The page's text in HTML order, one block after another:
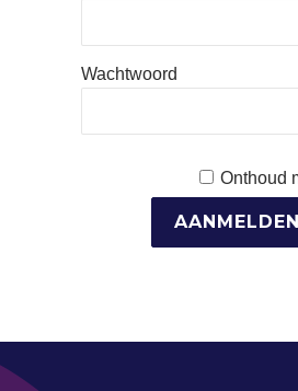
Wachtwoord
Onthoud